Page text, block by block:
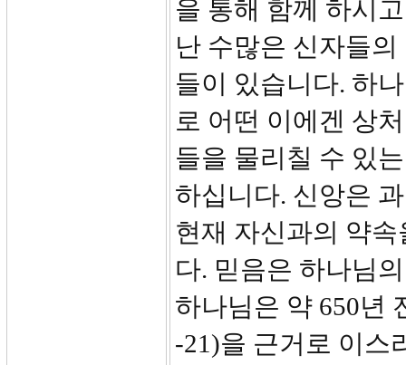
을 통해 함께 하시
난 수많은 신자들
들이 있습니다. 하
로 어떤 이에겐 상
들을 물리칠 수 있
하십니다. 신앙은
현재 자신과의 약
다. 믿음은 하나님
하나님은 약 650년
-21)을 근거로 이스